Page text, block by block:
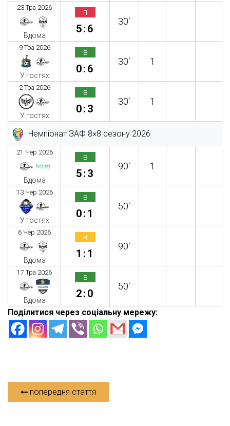
23 Тра 2026
Вдома
п
5:6
30`
9 Тра 2026
У гостях
в
0:6
30` 1
2 Тра 2026
У гостях
в
0:3
30` 1
Чемпіонат ЗАФ 8×8 сезону 2026
21 Чер 2026
Вдома
в
5:3
90` 1
13 Чер 2026
У гостях
в
0:1
50`
6 Чер 2026
Вдома
н
1:1
90`
17 Тра 2026
Вдома
в
2:0
50`
Поділитися через соціальну мережу:
попередня стаття